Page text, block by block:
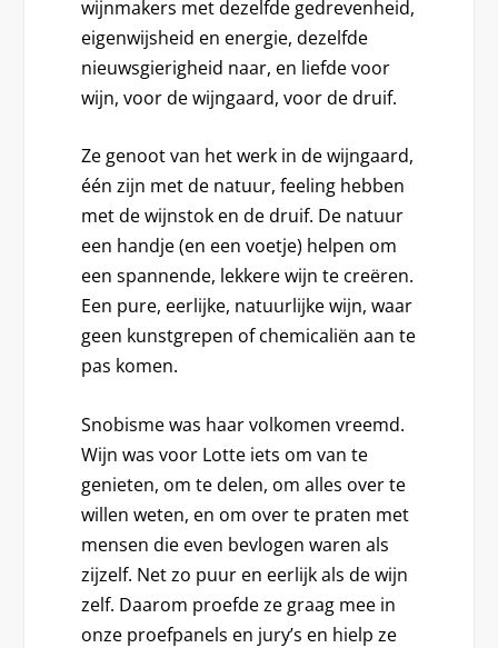
wijnmakers met dezelfde gedrevenheid,
eigenwijsheid en energie, dezelfde
nieuwsgierigheid naar, en liefde voor
wijn, voor de wijngaard, voor de druif.
Ze genoot van het werk in de wijngaard,
één zijn met de natuur, feeling hebben
met de wijnstok en de druif. De natuur
een handje (en een voetje) helpen om
een spannende, lekkere wijn te creëren.
Een pure, eerlijke, natuurlijke wijn, waar
geen kunstgrepen of chemicaliën aan te
pas komen.
Snobisme was haar volkomen vreemd.
Wijn was voor Lotte iets om van te
genieten, om te delen, om alles over te
willen weten, en om over te praten met
mensen die even bevlogen waren als
zijzelf. Net zo puur en eerlijk als de wijn
zelf. Daarom proefde ze graag mee in
onze proefpanels en jury’s en hielp ze